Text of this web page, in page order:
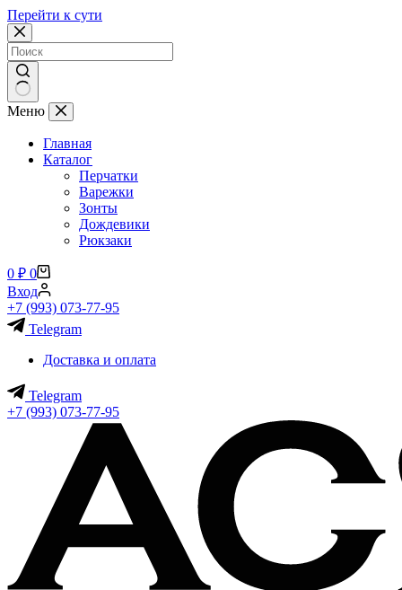
Перейти к сути
Ничего
найдено
Меню
Главная
Каталог
Перчатки
Варежки
Зонты
Дождевики
Рюкзаки
Корзина
0 ₽ 0
Вход
+7 (993) 073-77-95
Telegram
Доставка и оплата
Telegram
+7 (993) 073-77-95